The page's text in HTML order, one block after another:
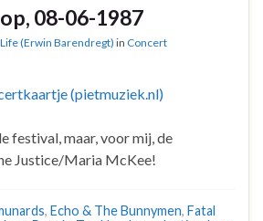
08-06-1987
Life (Erwin Barendregt) in Concert
festival, maar, voor mij, de
Justice/Maria McKee!
, Echo & The Bunnymen, Fatal